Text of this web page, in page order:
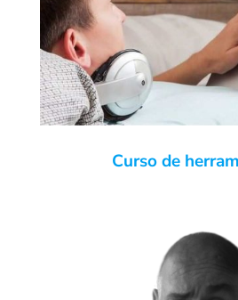
Curso de